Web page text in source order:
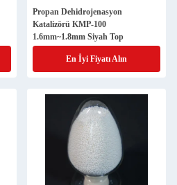
Propan Dehidrojenasyon
Katalizörü KMP-100
1.6mm~1.8mm Siyah Top
En İyi Fiyatı Alın